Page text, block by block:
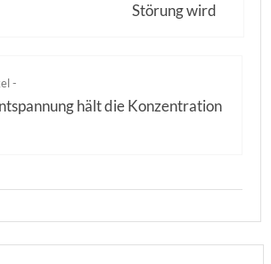
Störung wird
-
hält die Konzentration